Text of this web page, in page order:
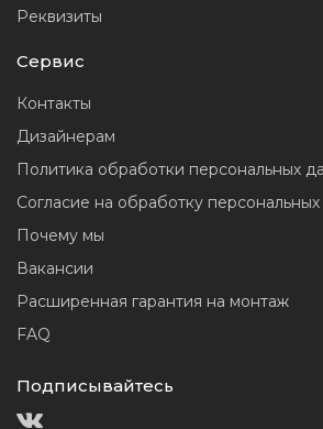
Реквизиты
Сервис
Контакты
Дизайнерам
Политика обработки персональных
Согласие на обработку
Почему мы
Вакансии
Расширенная гарантия на монтаж
FAQ
Подписывайтесь